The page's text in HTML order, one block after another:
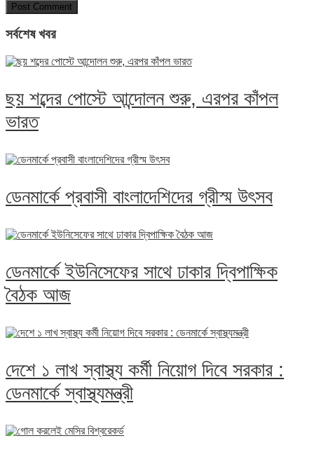
সর্বশেষ খবর
ছয় শব্দের পোস্টে আন্দোলন শুরু, এরপর কাঁপল
ভারত
ডেনমার্কে প্রবাসী বাংলাদেশিদের গ্রীস্ম উৎসব
ডেনমার্কে ইউনিসেফের সাথে ঢাকার দ্বিপাক্ষিক
বৈঠক আজ
দেশে ১ লাখ স্বাস্থ্য কর্মী নিয়োগ দিবে সরকার :
ডেনমার্কে স্বাস্থ্যমন্ত্রী